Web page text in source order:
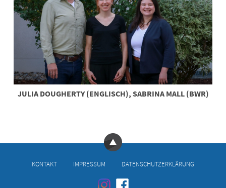
JULIA DOUGHERTY (ENGLISCH), SABRINA MALL (BWR)
KONTAKT IMPRESSUM DATENSCHUTZERKLÄRUNG